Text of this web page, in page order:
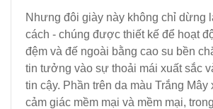
Nhưng đôi giày này không chỉ dừng
cách - chúng được thiết kế để hoạt
đệm và đế ngoài bằng cao su bền
tin tưởng vào sự thoải mái xuất sắc
tin cậy. Phần trên da màu Trắng Mây
cảm giác mềm mại và mềm mại,